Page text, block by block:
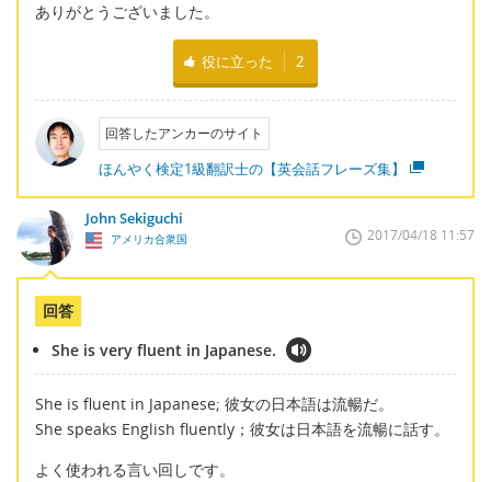
ありがとうございました。
役に立った 2
回答したアンカーのサイト
ほんやく検定1級翻訳士の【英会話フレーズ集】
John Sekiguchi
アメリカ合衆国 2017/04/18 11:57
回答
She is very fluent in Japanese.
She is fluent in Japanese; 彼女の日本語は流暢だ。
She speaks English fluently；彼女は日本語を流暢に話す。
よく使われる言い回しです。